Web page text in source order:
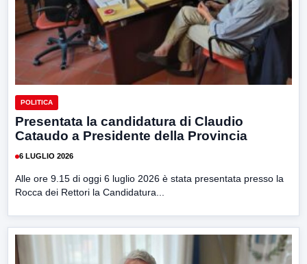
POLITICA
Presentata la candidatura di Claudio
Cataudo a Presidente della Provincia
6 LUGLIO 2026
Alle ore 9.15 di oggi 6 luglio 2026 è stata presentata presso la
Rocca dei Rettori la Candidatura...